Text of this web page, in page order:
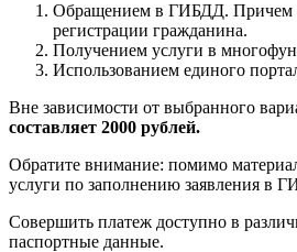
Обращением в ГИБДД. Причем
регистрации гражданина.
Получением услуги в
Использованием единого
Вне зависимости от выбранного
составляет 2000 рублей.
Обратите внимание: помимо
услуги по заполнению заявления в
Совершить платеж доступно в
паспортные данные.